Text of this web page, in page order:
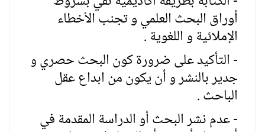
أوراق البحث العلمي و تجنب الأخطاء
الإملائية و اللغوية .
- التأكيد على ضرورة كون البحث حصري و
جدير بالنشر و أن يكون من ابداع عقل
الباحث .
- عدم نشر البحث أو الدراسة المقدمة في